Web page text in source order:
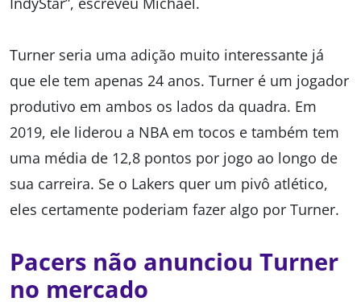
Turner seria uma adição muito interessante já
que ele tem apenas 24 anos. Turner é um jogador
produtivo em ambos os lados da quadra. Em
2019, ele liderou a NBA em tocos e também tem
uma média de 12,8 pontos por jogo ao longo de
sua carreira. Se o Lakers quer um pivô atlético,
eles certamente poderiam fazer algo por Turner.
Pacers não anunciou Turner
no mercado